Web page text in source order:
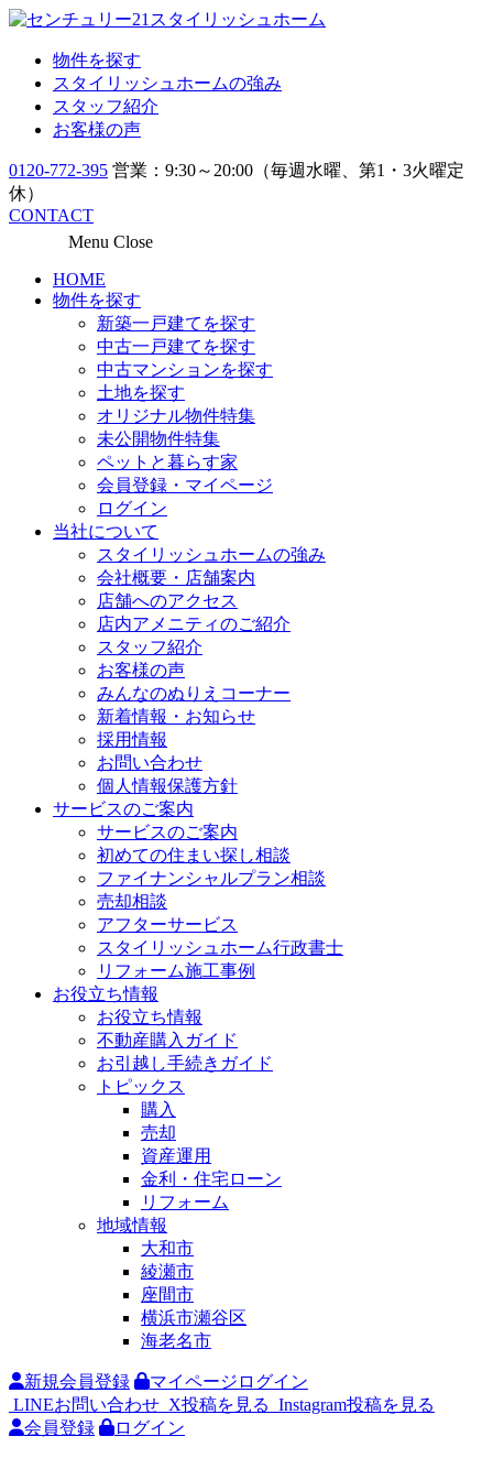
物件を探す
スタイリッシュホームの強み
スタッフ紹介
お客様の声
0120-772-395 営業：9:30～20:00（毎週水曜、第1・3火曜定
休）
CONTACT
Menu Close
HOME
物件を探す
新築一戸建てを探す
中古一戸建てを探す
中古マンションを探す
土地を探す
オリジナル物件特集
未公開物件特集
ペットと暮らす家
会員登録・マイページ
ログイン
当社について
スタイリッシュホームの強み
会社概要・店舗案内
店舗へのアクセス
店内アメニティのご紹介
スタッフ紹介
お客様の声
みんなのぬりえコーナー
新着情報・お知らせ
採用情報
お問い合わせ
個人情報保護方針
サービスのご案内
サービスのご案内
初めての住まい探し相談
ファイナンシャルプラン相談
売却相談
アフターサービス
スタイリッシュホーム行政書士
リフォーム施工事例
お役立ち情報
お役立ち情報
不動産購入ガイド
お引越し手続きガイド
トピックス
購入
売却
資産運用
金利・住宅ローン
リフォーム
地域情報
大和市
綾瀬市
座間市
横浜市瀬谷区
海老名市
新規会員登録
マイページログイン
LINEお問い合わせ X投稿を見る Instagram投稿を見る
会員登録
ログイン